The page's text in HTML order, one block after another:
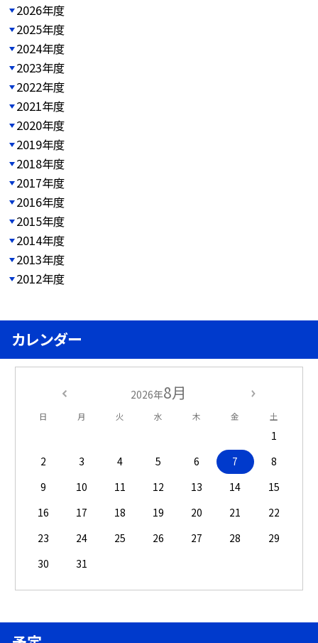
2026年度
2025年度
2024年度
2023年度
2022年度
2021年度
2020年度
2019年度
2018年度
2017年度
2016年度
2015年度
2014年度
2013年度
2012年度
カレンダー
2026年8月
日 月 火 水 木 金 土
1
2
3 4 5 6 7
8
9
10 11 12 13 14
15
16
17 18 19 20 21
22
23
24 25 26 27 28
29
30
31